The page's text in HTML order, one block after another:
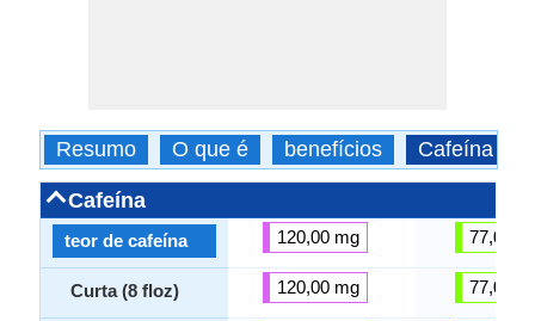
Resumo O que é benefícios Cafeína
Cafeína
teor de cafeína
Curta (8 floz)
120,00 mg
120,00 mg
77,00
77,00